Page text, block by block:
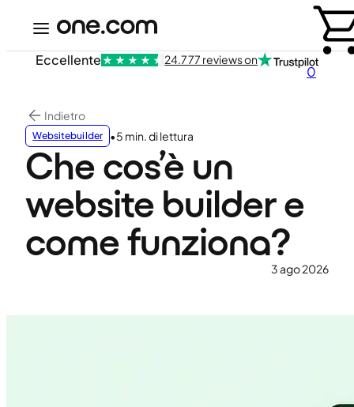
0
Eccellente 24.777 reviews on
Indietro
Websitebuilder •5 min. di lettura
Che cos’è un
website builder e
come funziona?
3 ago 2026